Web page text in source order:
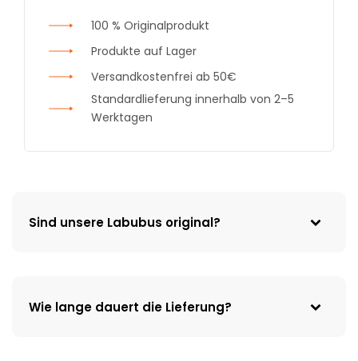
100 % Originalprodukt
Produkte auf Lager
Versandkostenfrei ab 50€
Standardlieferung innerhalb von 2–5
Werktagen
Sind unsere Labubus original?
Wie lange dauert die Lieferung?